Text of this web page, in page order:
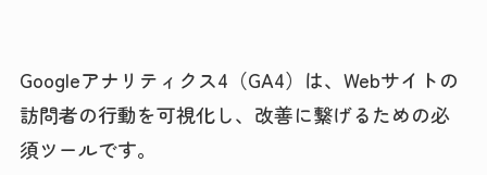
Googleアナリティクス4（GA4）は、Webサイトの
訪問者の行動を可視化し、改善に繋げるための必
須ツールです。